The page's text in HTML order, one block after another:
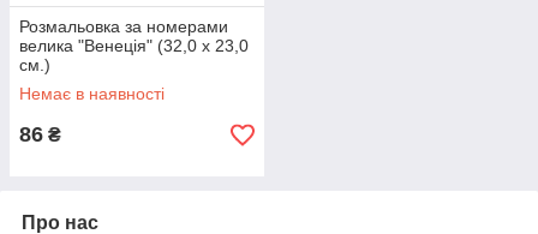
Розмальовка за номерами
велика "Венеція" (32,0 х 23,0
см.)
Немає в наявності
86 ₴
Про нас